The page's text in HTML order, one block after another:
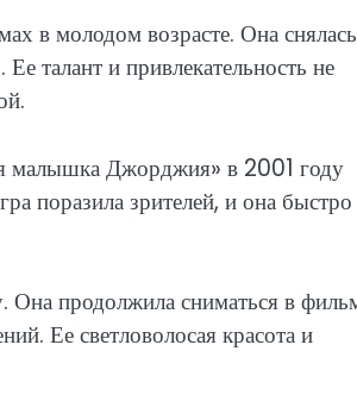
в молодом возрасте. Она
талант и привлекательность не
Джорджия» в 2001 году
поразила зрителей, и она быстро
продолжила сниматься в
Ее светловолосая красота и